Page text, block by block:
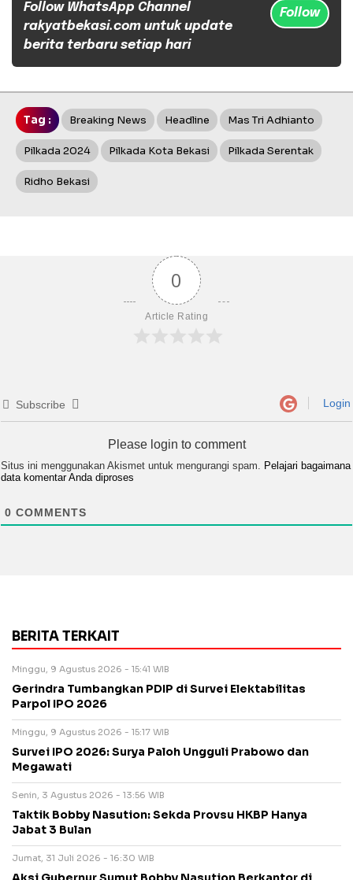
Follow WhatsApp Channel
rakyatbekasi.com untuk update
berita terbaru setiap hari
Follow
Tag : Breaking News Headline Mas Tri Adhianto
Pilkada 2024 Pilkada Kota Bekasi Pilkada Serentak
Ridho Bekasi
0
Article Rating
Subscribe Login
Please login to comment
Situs ini menggunakan Akismet untuk mengurangi spam. Pelajari bagaimana
data komentar Anda diproses
0 COMMENTS
BERITA TERKAIT
Minggu, 9 Agustus 2026 - 15:41 WIB
Gerindra Tumbangkan PDIP di Survei Elektabilitas
Parpol IPO 2026
Minggu, 9 Agustus 2026 - 15:17 WIB
Survei IPO 2026: Surya Paloh Ungguli Prabowo dan
Megawati
Senin, 3 Agustus 2026 - 13:56 WIB
Taktik Bobby Nasution: Sekda Provsu HKBP Hanya
Jabat 3 Bulan
Jumat, 31 Juli 2026 - 16:30 WIB